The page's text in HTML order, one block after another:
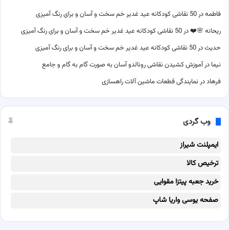
فاطمهدر 50 نقاشی کودکانه عید غدیر خم سخت و آسان و برای رنگ آمیزی
ریحانه 🌸❤️در 50 نقاشی کودکانه عید غدیر خم سخت و آسان و برای رنگ آمیزی
حدیثدر 50 نقاشی کودکانه عید غدیر خم سخت و آسان و برای رنگ آمیزی
نیما درآموزش کشیدن نقاشی رونالدو آسان به صورت گام به گام و جامع
فرهاددر نمایندگی قطعات ماشین آلات راهسازی
وب گردی
ایمپلنت شیراز
ترخیص کالا
خرید جعبه پیتزا مقوایی
صفحه یوسی واریا شاپ